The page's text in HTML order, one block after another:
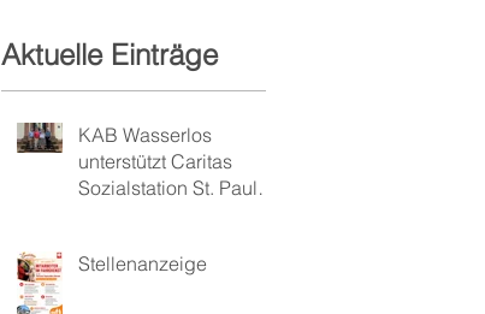
Aktuelle Einträge
KAB Wasserlos
unterstützt Caritas
Sozialstation St. Paulus
Stellenanzeige